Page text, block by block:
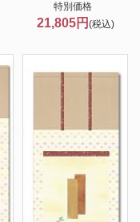
特別価格
21,805円 (税込)